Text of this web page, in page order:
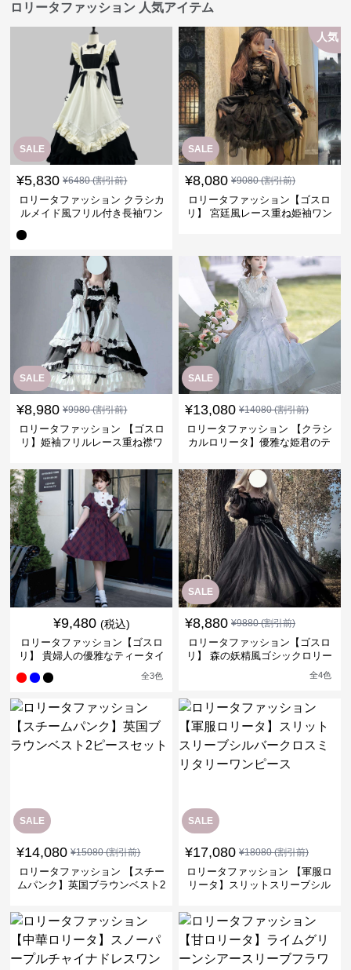
ロリータファッション 人気アイテム
SALE
¥5,830 ¥6480(割引前)
ロリータファッション クラシカ
ルメイド風フリル付き長袖ワン
SALE
人気
¥8,080 ¥9080(割引前)
ロリータファッション【ゴスロ
リ】 宮廷風レース重ね姫袖ワン
SALE
¥8,980 ¥9980(割引前)
ロリータファッション 【ゴスロ
リ】姫袖フリルレース重ね襟ワ
SALE
¥13,080 ¥14080(割引前)
ロリータファッション 【クラシ
カルロリータ】優雅な姫君のテ
¥9,480 (税込)
ロリータファッション【ゴスロ
リ】 貴婦人の優雅なティータイ
全3色
SALE
¥8,880 ¥9880(割引前)
ロリータファッション【ゴスロ
リ】 森の妖精風ゴシックロリー
全4色
SALE
¥14,080 ¥15080(割引前)
ロリータファッション 【スチー
ムパンク】英国ブラウンベスト2
SALE
¥17,080 ¥18080(割引前)
ロリータファッション 【軍服ロ
リータ】スリットスリーブシル